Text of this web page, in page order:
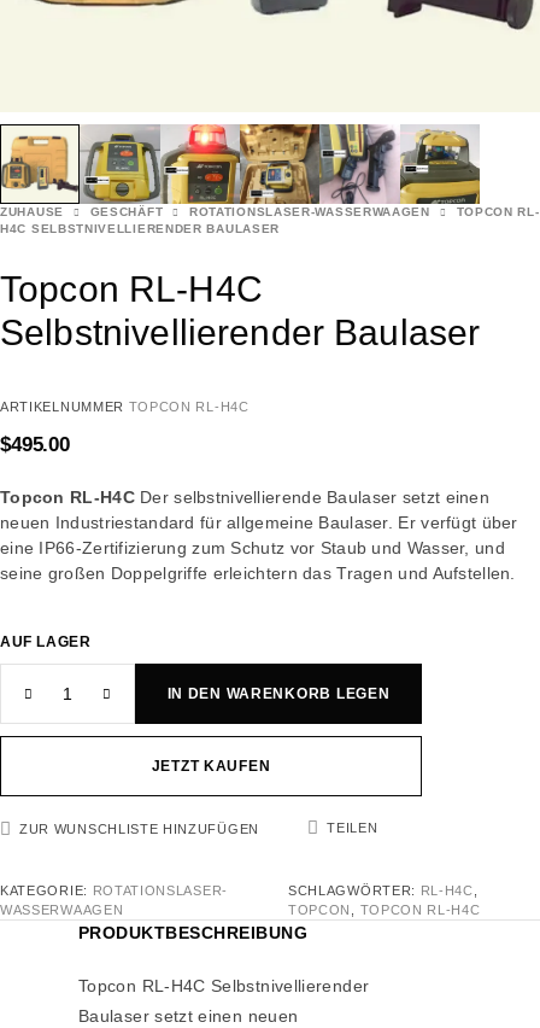
ZUHAUSE GESCHÄFT ROTATIONSLASER-WASSERWAAGEN
TOPCON RL-
H4C SELBSTNIVELLIERENDER BAULASER
Topcon RL-H4C
Selbstnivellierender Baulaser
ARTIKELNUMMER TOPCON RL-H4C
$495.00
Topcon RL-H4CDer selbstnivellierende Baulaser setzt einen
neuen Industriestandard für allgemeine Baulaser. Er verfügt über
eine IP66-Zertifizierung zum Schutz vor Staub und Wasser, und
seine großen Doppelgriffe erleichtern das Tragen und Aufstellen.
AUF LAGER
IN DEN WARENKORB LEGEN
JETZT KAUFEN
ZUR WUNSCHLISTE HINZUFÜGEN TEILEN
KATEGORIE:
ROTATIONSLASER-
WASSERWAAGEN
SCHLAGWÖRTER: RL-H4C
TOPCON
TOPCON RL-H4C
PRODUKTBESCHREIBUNG
Topcon RL-H4C Selbstnivellierender
Baulasersetzt einen neuen